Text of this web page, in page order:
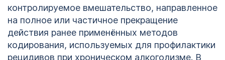
контролируемое вмешательство, направленное
на полное или частичное прекращение
действия ранее применённых методов
кодирования, используемых для профилактики
рецидивов при хроническом алкоголизме. В